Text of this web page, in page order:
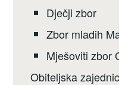
Dječji zbor
Zbor mladih
Mješoviti zbor
Obiteljska